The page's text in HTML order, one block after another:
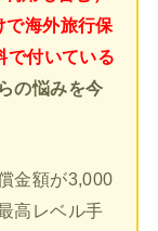
で海外旅行保
で付いている
の悩みを今
金額が3,000
高レベル手